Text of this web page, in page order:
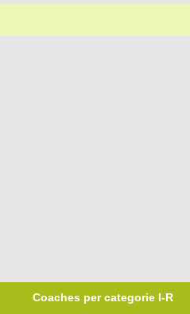
Coaches per categorie I-R